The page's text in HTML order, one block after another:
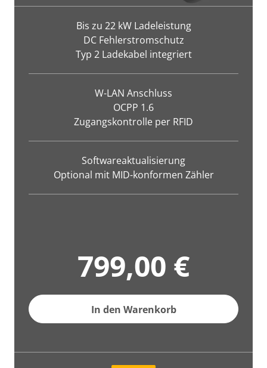
Bis zu 22 kW Ladeleistung
DC Fehlerstromschutz
Typ 2 Ladekabel integriert
W-LAN Anschluss
OCPP 1.6
Zugangskontrolle per RFID
Softwareaktualisierung
Optional mit MID-konformen Zähler
799,00 €
In den Warenkorb